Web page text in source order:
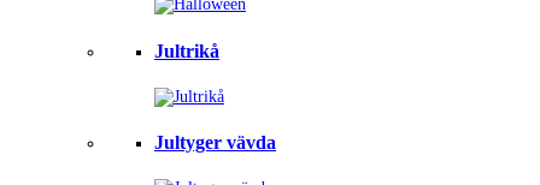
Jultrikå
Jultyger vävda